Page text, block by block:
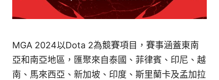
MGA 2024以Dota 2為競賽項目，賽事涵蓋東南
亞和南亞地區，匯聚來自泰國、菲律賓、印尼、越
南、馬來西亞、新加坡、印度、斯里蘭卡及孟加拉